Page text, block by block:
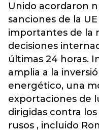
Unido acordaron
sanciones de la
importantes de la
decisiones
últimas 24 horas.
amplia a la
energético, una
exportaciones de
dirigidas contra
rusos , incluido